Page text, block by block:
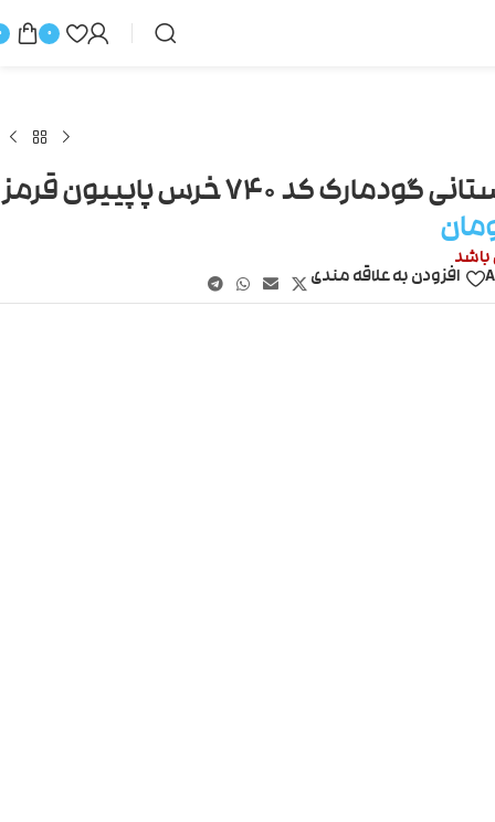
0
کد ۷۴۰ خرس پاپییون قرمز
باشد
افزودن به علاقه مندی